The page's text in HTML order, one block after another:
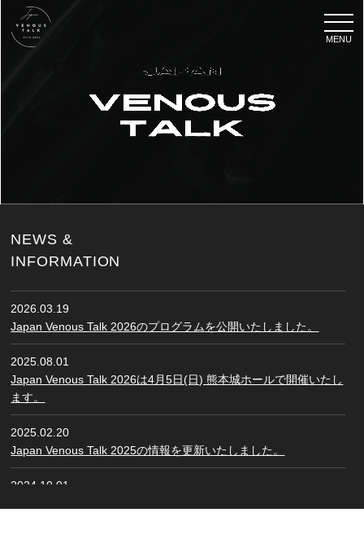
NEWS &
INFORMATION
2026.03.19
Japan Venous Talk 2026のプログラムを公開いたしました。
2025.08.01
Japan Venous Talk 2026は4月5日(日) 熊本城ホールで開催いたし
ます。
2025.02.20
Japan Venous Talk 2025の情報を更新いたしました。
2024.10.01